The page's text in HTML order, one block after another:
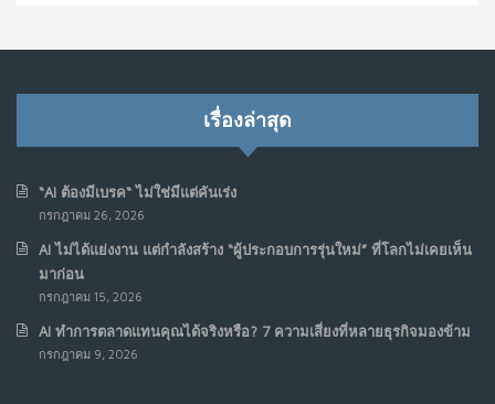
รัฐอาจเป็นจุดเริ่มต้นของ “ขบวนการประท้วงดิจิทัล” ครั้งใหม่
6
7
เมื่อรัฐบาลเริ่มคิดแบบแพลตฟอร์ม : AI กำลังเปลี่ยนรัฐ
ราชการไปตลอดกาล
เรื่องล่าสุด
“AI ต้องมีเบรค“ ไม่ใช่มีแต่คันเร่ง
กรกฎาคม 26, 2026
AI ไม่ได้แย่งงาน แต่กำลังสร้าง “ผู้ประกอบการรุ่นใหม่” ที่โลกไม่เคยเห็น
มาก่อน
กรกฎาคม 15, 2026
AI ทำการตลาดแทนคุณได้จริงหรือ? 7 ความเสี่ยงที่หลายธุรกิจมองข้าม
กรกฎาคม 9, 2026